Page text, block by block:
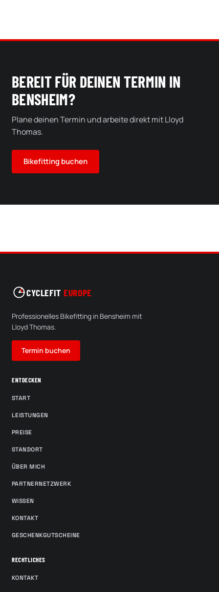
BEREIT FÜR DEINEN TERMIN IN
BENSHEIM?
Plane deinen Termin und arbeite direkt mit Lloyd
Thomas.
Bikefitting buchen
CYCLEFIT EUROPE
Professionelles Bikefitting in Bensheim mit
Lloyd Thomas.
Termin buchen
ENTDECKEN
START
LEISTUNGEN
PREISE
STANDORT
ÜBER MICH
PARTNERNETZWERK
WISSEN
KONTAKT
GESCHENKGUTSCHEINE
RECHTLICHES
KONTAKT